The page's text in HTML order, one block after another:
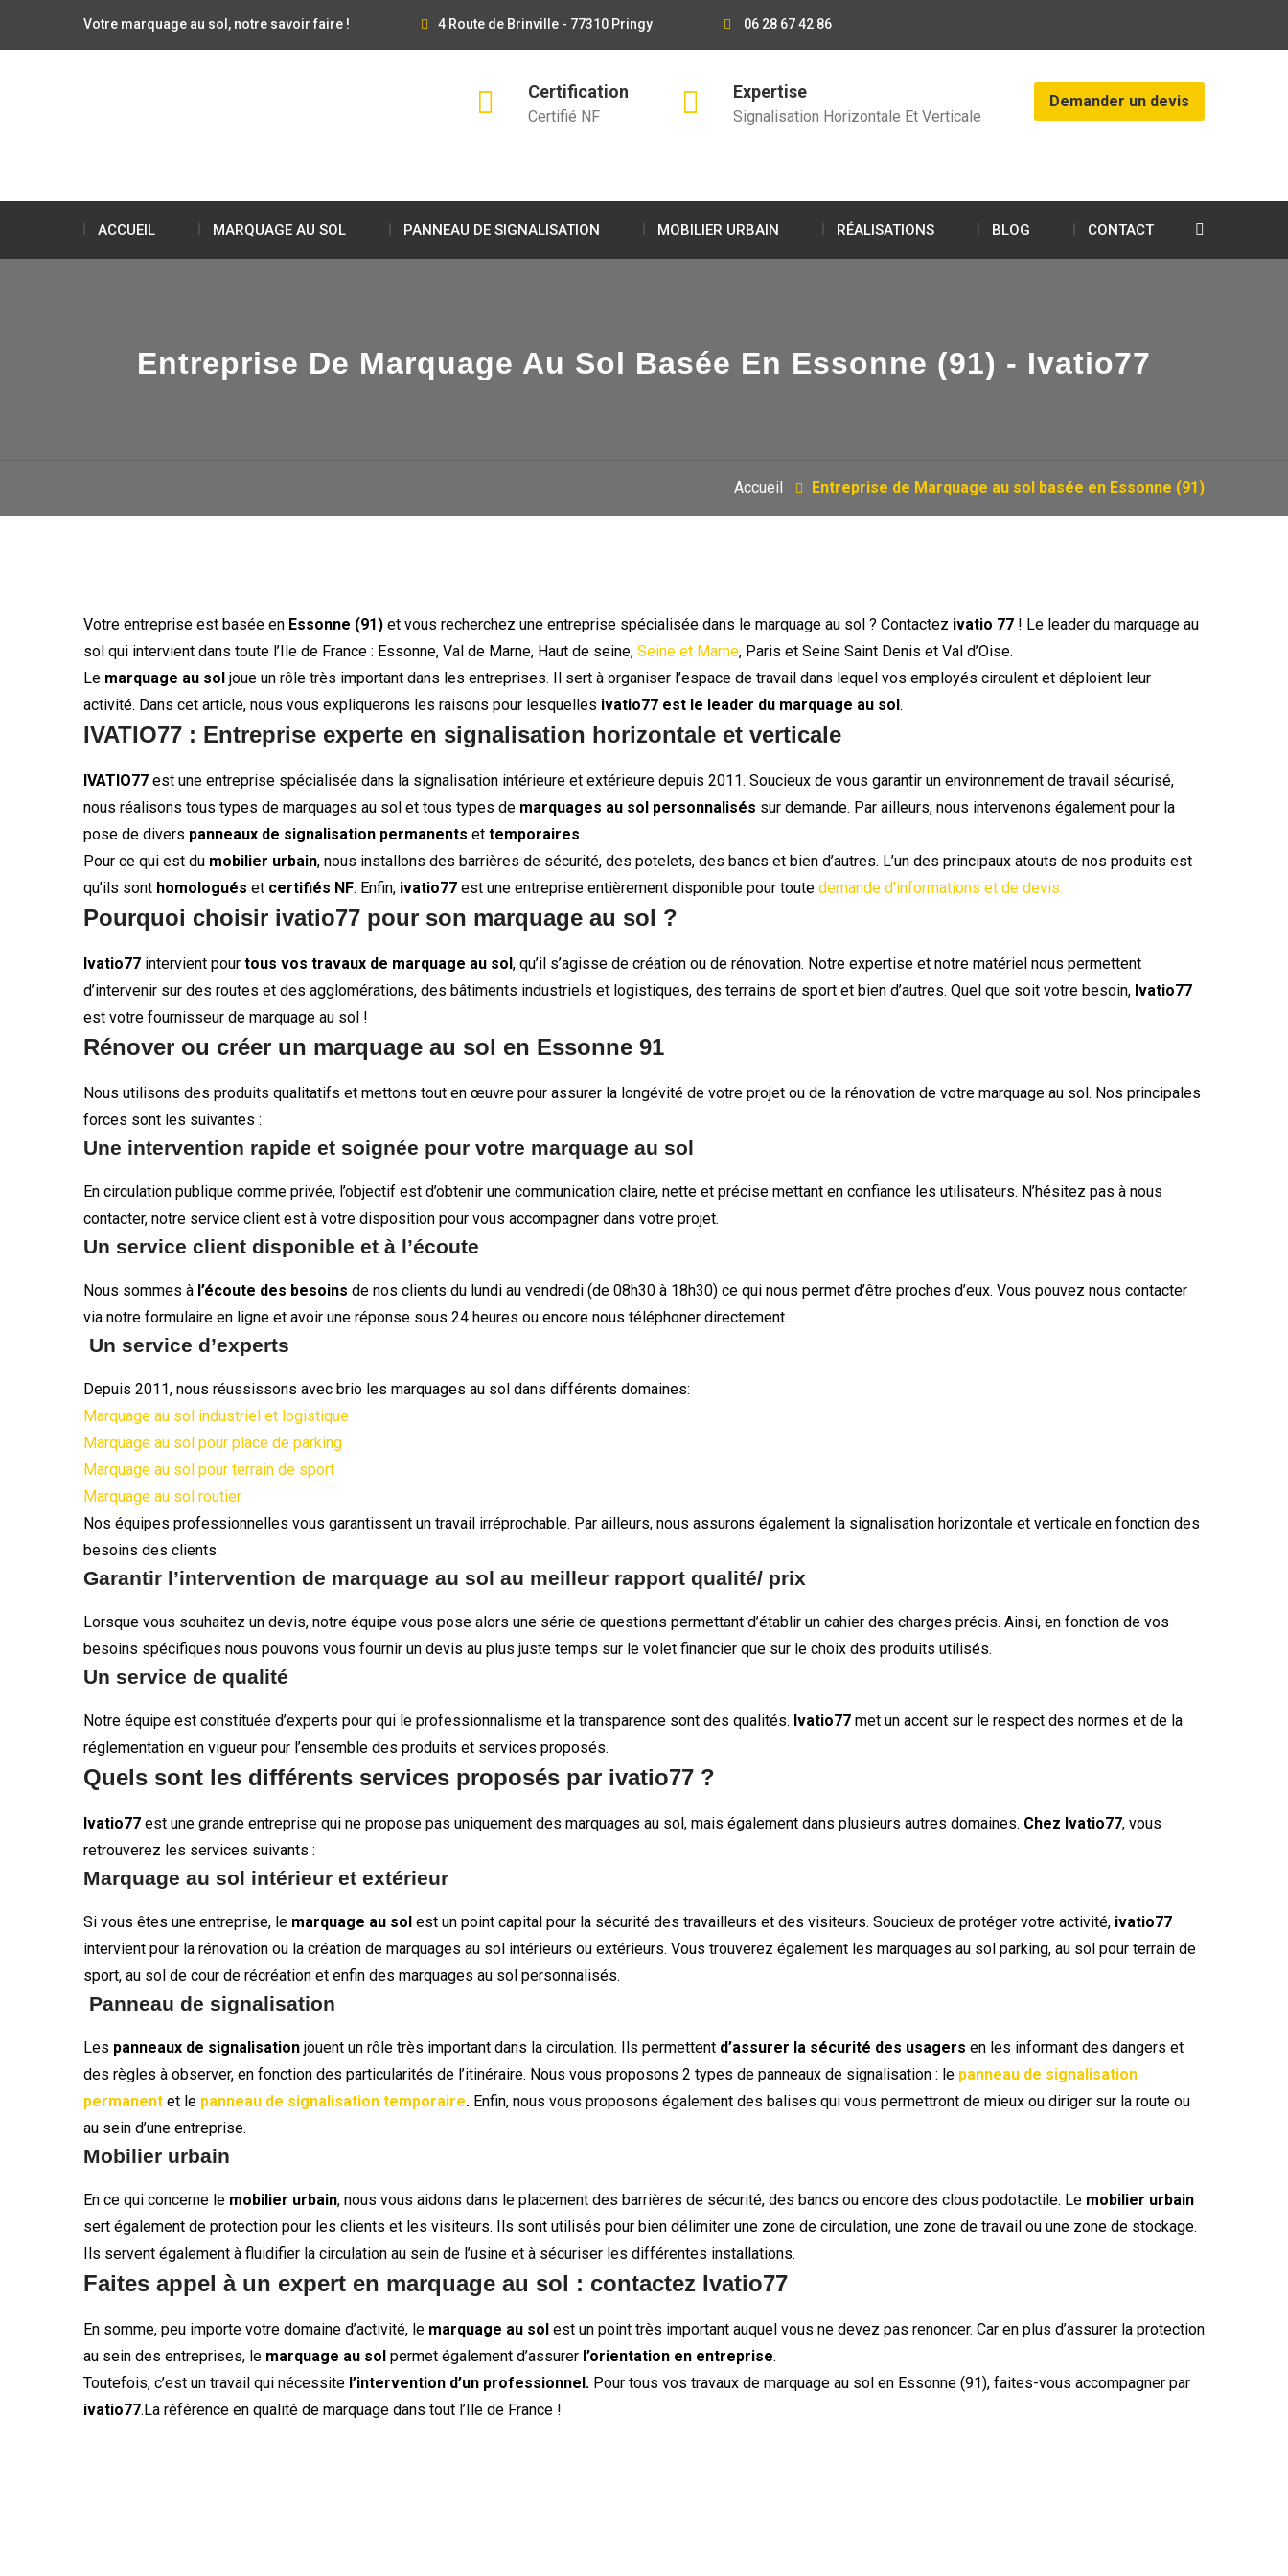
Votre marquage au sol, notre savoir faire ! 4 Route de Brinville - 77310 Pringy 06 28 67 42 86
Certification
Certifié NF
Expertise
Signalisation Horizontale Et Verticale
Demander un devis
ACCUEIL MARQUAGE AU SOL PANNEAU DE SIGNALISATION MOBILIER URBAIN RÉALISATIONS BLOG CONTACT
Entreprise De Marquage Au Sol Basée En Essonne (91) - Ivatio77
Accueil Entreprise de Marquage au sol basée en Essonne (91)
Votre entreprise est basée en Essonne (91) et vous recherchez une entreprise spécialisée dans le marquage au sol ? Contactez ivatio 77 ! Le leader du marquage au
sol qui intervient dans toute l’Ile de France : Essonne, Val de Marne, Haut de seine, Seine et Marne, Paris et Seine Saint Denis et Val d’Oise.
Le marquage au sol joue un rôle très important dans les entreprises. Il sert à organiser l’espace de travail dans lequel vos employés circulent et déploient leur
activité. Dans cet article, nous vous expliquerons les raisons pour lesquelles ivatio77 est le leader du marquage au sol.
IVATIO77 : Entreprise experte en signalisation horizontale et verticale
IVATIO77 est une entreprise spécialisée dans la signalisation intérieure et extérieure depuis 2011. Soucieux de vous garantir un environnement de travail sécurisé,
nous réalisons tous types de marquages au sol et tous types de marquages au sol personnalisés sur demande. Par ailleurs, nous intervenons également pour la
pose de divers panneaux de signalisation permanents et temporaires.
Pour ce qui est du mobilier urbain, nous installons des barrières de sécurité, des potelets, des bancs et bien d’autres. L’un des principaux atouts de nos produits est
qu’ils sont homologués et certifiés NF. Enfin, ivatio77 est une entreprise entièrement disponible pour toute demande d’informations et de devis.
Pourquoi choisir ivatio77 pour son marquage au sol ?
Ivatio77 intervient pour tous vos travaux de marquage au sol, qu’il s’agisse de création ou de rénovation. Notre expertise et notre matériel nous permettent
d’intervenir sur des routes et des agglomérations, des bâtiments industriels et logistiques, des terrains de sport et bien d’autres. Quel que soit votre besoin, Ivatio77
est votre fournisseur de marquage au sol !
Rénover ou créer un marquage au sol en Essonne 91
Nous utilisons des produits qualitatifs et mettons tout en œuvre pour assurer la longévité de votre projet ou de la rénovation de votre marquage au sol. Nos principales
forces sont les suivantes :
Une intervention rapide et soignée pour votre marquage au sol
En circulation publique comme privée, l’objectif est d’obtenir une communication claire, nette et précise mettant en confiance les utilisateurs. N’hésitez pas à nous
contacter, notre service client est à votre disposition pour vous accompagner dans votre projet.
Un service client disponible et à l’écoute
Nous sommes à l’écoute des besoins de nos clients du lundi au vendredi (de 08h30 à 18h30) ce qui nous permet d’être proches d’eux. Vous pouvez nous contacter
via notre formulaire en ligne et avoir une réponse sous 24 heures ou encore nous téléphoner directement.
Un service d’experts
Depuis 2011, nous réussissons avec brio les marquages au sol dans différents domaines:
Marquage au sol industriel et logistique
Marquage au sol pour place de parking
Marquage au sol pour terrain de sport
Marquage au sol routier
Nos équipes professionnelles vous garantissent un travail irréprochable. Par ailleurs, nous assurons également la signalisation horizontale et verticale en fonction des
besoins des clients.
Garantir l’intervention de marquage au sol au meilleur rapport qualité/ prix
Lorsque vous souhaitez un devis, notre équipe vous pose alors une série de questions permettant d’établir un cahier des charges précis. Ainsi, en fonction de vos
besoins spécifiques nous pouvons vous fournir un devis au plus juste temps sur le volet financier que sur le choix des produits utilisés.
Un service de qualité
Notre équipe est constituée d’experts pour qui le professionnalisme et la transparence sont des qualités. Ivatio77 met un accent sur le respect des normes et de la
réglementation en vigueur pour l’ensemble des produits et services proposés.
Quels sont les différents services proposés par ivatio77 ?
Ivatio77 est une grande entreprise qui ne propose pas uniquement des marquages au sol, mais également dans plusieurs autres domaines. Chez Ivatio77, vous
retrouverez les services suivants :
Marquage au sol intérieur et extérieur
Si vous êtes une entreprise, le marquage au sol est un point capital pour la sécurité des travailleurs et des visiteurs. Soucieux de protéger votre activité, ivatio77
intervient pour la rénovation ou la création de marquages au sol intérieurs ou extérieurs. Vous trouverez également les marquages au sol parking, au sol pour terrain de
sport, au sol de cour de récréation et enfin des marquages au sol personnalisés.
Panneau de signalisation
Les panneaux de signalisation jouent un rôle très important dans la circulation. Ils permettent d’assurer la sécurité des usagers en les informant des dangers et
des règles à observer, en fonction des particularités de l’itinéraire. Nous vous proposons 2 types de panneaux de signalisation : le panneau de signalisation
permanent et le panneau de signalisation temporaire. Enfin, nous vous proposons également des balises qui vous permettront de mieux ou diriger sur la route ou
au sein d’une entreprise.
Mobilier urbain
En ce qui concerne le mobilier urbain, nous vous aidons dans le placement des barrières de sécurité, des bancs ou encore des clous podotactile. Le mobilier urbain
sert également de protection pour les clients et les visiteurs. Ils sont utilisés pour bien délimiter une zone de circulation, une zone de travail ou une zone de stockage.
Ils servent également à fluidifier la circulation au sein de l’usine et à sécuriser les différentes installations.
Faites appel à un expert en marquage au sol : contactez Ivatio77
En somme, peu importe votre domaine d’activité, le marquage au sol est un point très important auquel vous ne devez pas renoncer. Car en plus d’assurer la protection
au sein des entreprises, le marquage au sol permet également d’assurer l’orientation en entreprise.
Toutefois, c’est un travail qui nécessite l’intervention d’un professionnel. Pour tous vos travaux de marquage au sol en Essonne (91), faites-vous accompagner par
ivatio77.La référence en qualité de marquage dans tout l’Ile de France !